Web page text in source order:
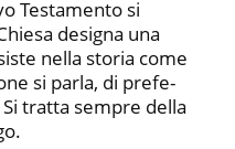
Testamento si
designa una
nella storia come
si parla, di prefe­
tratta sempre della